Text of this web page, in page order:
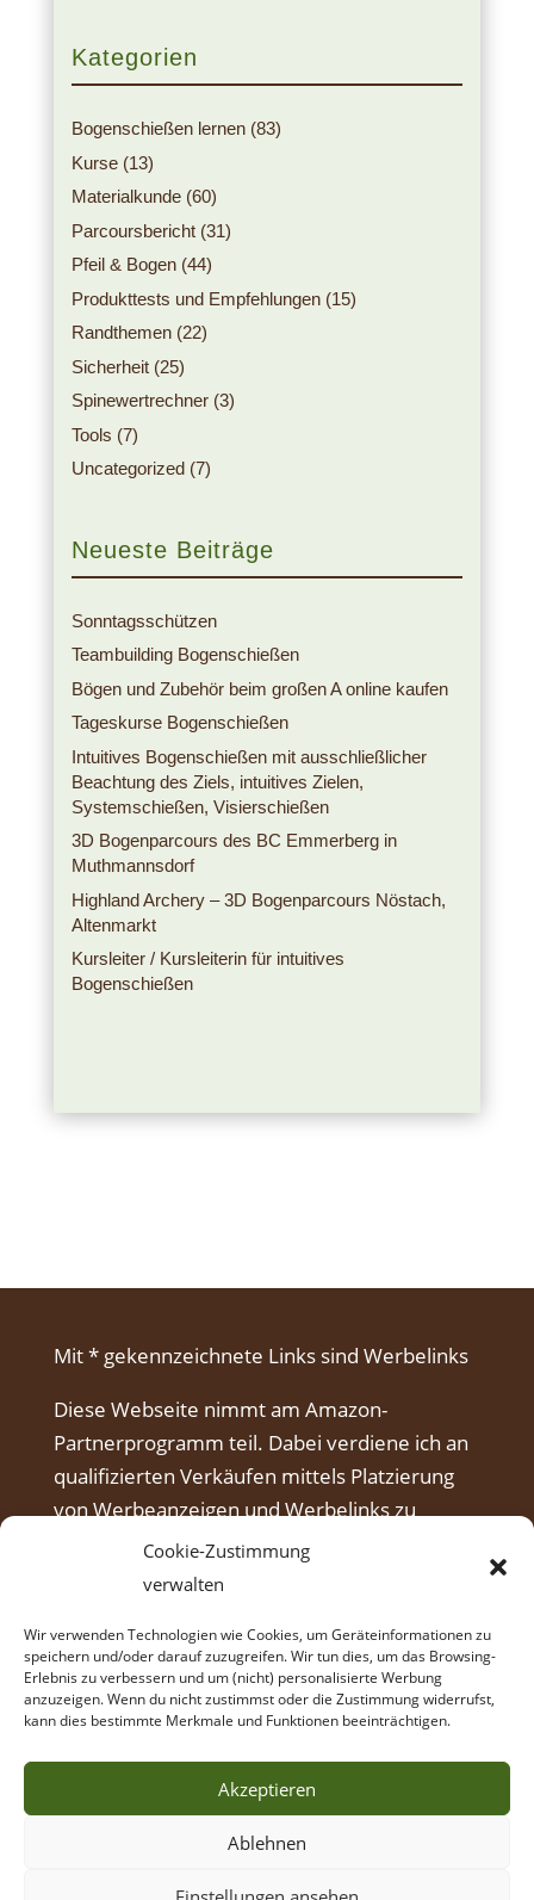
Cookie-Zustimmung
verwalten
Wir verwenden Technologien wie Cookies, um Geräteinformationen zu
speichern und/oder darauf zuzugreifen. Wir tun dies, um das Browsing-
Erlebnis zu verbessern und um (nicht) personalisierte Werbung
anzuzeigen. Wenn du nicht zustimmst oder die Zustimmung widerrufst,
kann dies bestimmte Merkmale und Funktionen beeinträchtigen.
Akzeptieren
Ablehnen
Kategorien
Bogenschießen lernen(83)
Kurse(13)
Materialkunde(60)
Parcoursbericht(31)
Pfeil & Bogen(44)
Produkttests und Empfehlungen(15)
Randthemen(22)
Sicherheit(25)
Spinewertrechner(3)
Tools (7)
Uncategorized(7)
Neueste Beiträge
Sonntagsschützen
Teambuilding Bogenschießen
Bögen und Zubehör beim großen A online kaufen
Tageskurse Bogenschießen
Intuitives Bogenschießen mit ausschließlicher
Beachtung des Ziels, intuitives Zielen,
Systemschießen, Visierschießen
3D Bogenparcours des BC Emmerberg in
Muthmannsdorf
Highland Archery – 3D Bogenparcours Nöstach,
Altenmarkt
Kursleiter / Kursleiterin für intuitives
Bogenschießen
Mit * gekennzeichnete Links sind Werbelinks
Diese Webseite nimmt am Amazon-
Partnerprogramm teil. Dabei verdiene ich an
qualifizierten Verkäufen mittels Platzierung
von Werbeanzeigen und Werbelinks zu
© Intuitives Bogenschießen Coaching,